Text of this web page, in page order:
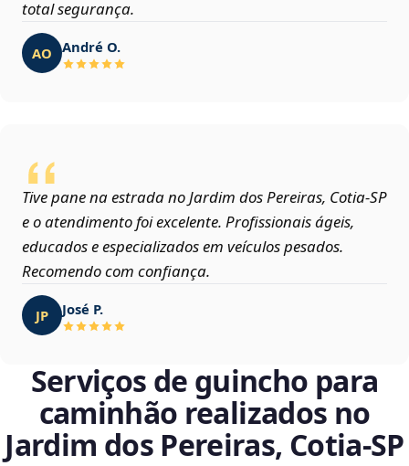
total segurança.
AO André O.
Tive pane na estrada no Jardim dos Pereiras, Cotia‑SP
e o atendimento foi excelente. Profissionais ágeis,
educados e especializados em veículos pesados.
Recomendo com confiança.
JP José P.
Serviços de guincho para
caminhão realizados no
Jardim dos Pereiras, Cotia‑SP